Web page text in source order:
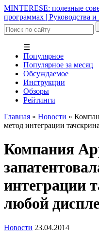
MINTERESE: полезные
программах | Руководства
☰
Популярное
Популярное за месяц
Обсуждаемое
Инструкции
Обзоры
Рейтинги
Главная » Новости »
метод интеграции
Компания
интеграции
любой
Новости 23.04.2014